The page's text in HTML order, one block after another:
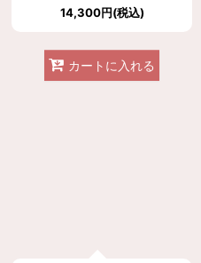
14,300円(税込)
カートに入れる